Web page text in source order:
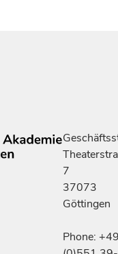
7
37073
Göttingen
Phone: